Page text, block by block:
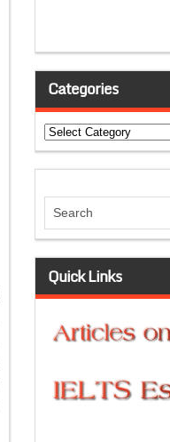
Categories
Categories
Quick Links